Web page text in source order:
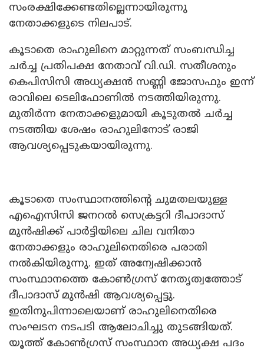
സംരക്ഷിക്കേണ്ടതില്ലെന്നായിരുന്നു
നേതാക്കളുടെ നിലപാട്.
കൂടാതെ രാഹുലിനെ മാറ്റുന്നത് സംബന്ധിച്ച
ചർച്ച പ്രതിപക്ഷ നേതാവ് വി.ഡി. സതീശനും
കെപിസിസി അധ്യക്ഷൻ സണ്ണി ജോസഫും ഇന്ന്
രാവിലെ ടെലിഫോണിൽ നടത്തിയിരുന്നു.
മുതിർന്ന നേതാക്കളുമായി കൂടുതൽ ചർച്ച
നടത്തിയ ശേഷം രാഹുലിനോട് രാജി
ആവശ്യപ്പെടുകയായിരുന്നു.
കൂടാതെ സംസ്ഥാനത്തിന്റെ ചുമതലയുള്ള
എഐസിസി ജനറൽ സെക്രട്ടറി ദീപാദാസ്
മുൻഷിക്ക് പാർട്ടിയിലെ ചില വനിതാ
നേതാക്കളും രാഹുലിനെതിരെ പരാതി
നൽകിയിരുന്നു. ഇത് അന്വേഷിക്കാൻ
സംസ്ഥാനത്തെ കോൺഗ്രസ് നേതൃത്വത്തോട്
ദീപാദാസ് മുൻഷി ആവശ്യപ്പെട്ടു.
ഇതിനുപിന്നാലെയാണ് രാഹുലിനെതിരെ
സംഘടന നടപടി ആലോചിച്ചു തുടങ്ങിയത്.
യൂത്ത് കോൺഗ്രസ് സംസ്ഥാന അധ്യക്ഷ പദം